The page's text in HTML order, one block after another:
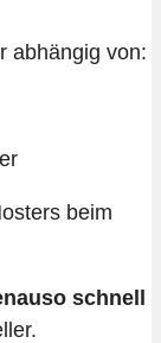
abhängig von:
beim
schnell